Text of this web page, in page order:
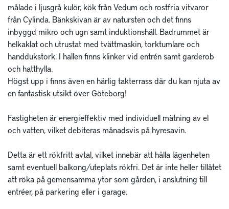
målade i ljusgrå kulör, kök från Vedum och rostfria vitvaror
från Cylinda. Bänkskivan är av natursten och det finns
inbyggd mikro och ugn samt induktionshäll. Badrummet är
helkaklat och utrustat med tvättmaskin, torktumlare och
handdukstork. I hallen finns klinker vid entrén samt garderob
och hatthylla.
Högst upp i finns även en härlig takterrass där du kan njuta av
en fantastisk utsikt över Göteborg!
Fastigheten är energieffektiv med individuell mätning av el
och vatten, vilket debiteras månadsvis på hyresavin.
Detta är ett rökfritt avtal, vilket innebär att hålla lägenheten
samt eventuell balkong/uteplats rökfri. Det är inte heller tillåtet
att röka på gemensamma ytor som gården, i anslutning till
entréer, på parkering eller i garage.